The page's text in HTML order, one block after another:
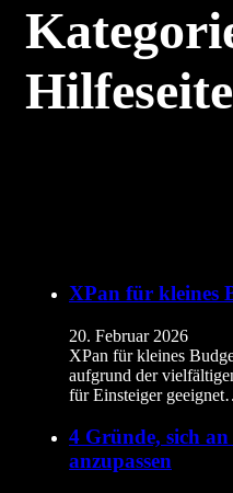
XPan für kleines
20. Februar 2026
XPan für kleines
aufgrund der
für Einsteiger
4 Gründe, sich
anzupassen